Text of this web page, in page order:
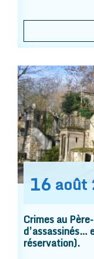
16 août
Crimes au
d’assassinés…
réservation).